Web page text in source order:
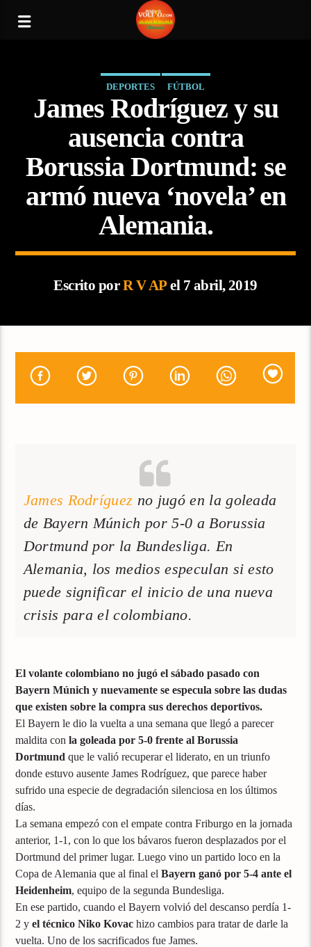
DEPORTES FÚTBOL
James Rodríguez y su
ausencia contra
Borussia Dortmund: se
armó nueva ‘novela’ en
Alemania.
Escrito porR V APel 7 abril, 2019
James Rodríguez no jugó en la goleada
de Bayern Múnich por 5-0 a Borussia
Dortmund por la Bundesliga. En
Alemania, los medios especulan si esto
puede significar el inicio de una nueva
crisis para el colombiano.
El volante colombiano no jugó el sábado pasado con
Bayern Múnich y nuevamente se especula sobre las dudas
que existen sobre la compra sus derechos deportivos.
El Bayern le dio la vuelta a una semana que llegó a parecer
maldita conla goleada por 5-0 frente al Borussia
Dortmund que le valió recuperar el liderato, en un triunfo
donde estuvo ausente James Rodríguez, que parece haber
sufrido una especie de degradación silenciosa en los últimos
días.
La semana empezó con el empate contra Friburgo en la jornada
anterior, 1-1, con lo que los bávaros fueron desplazados por el
Dortmund del primer lugar. Luego vino un partido loco en la
Copa de Alemania que al final el Bayern ganó por 5-4 ante el
Heidenheim, equipo de la segunda Bundesliga.
En ese partido, cuando el Bayern volvió del descanso perdía 1-
2 yel técnico Niko Kovac hizo cambios para tratar de darle la
vuelta. Uno de los sacrificados fue James.